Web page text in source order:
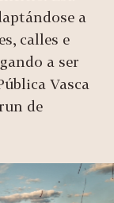
a
calles e
a ser
Vasca
de